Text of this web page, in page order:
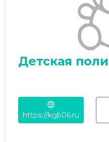
Детская
https://kgb06.ru